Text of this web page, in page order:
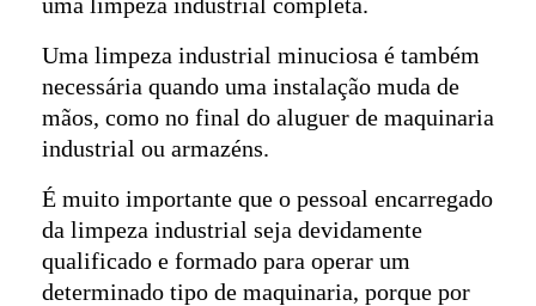
Uma limpeza industrial minuciosa é também
necessária quando uma instalação muda de
mãos, como no final do aluguer de maquinaria
industrial ou armazéns.
É muito importante que o pessoal encarregado
da limpeza industrial seja devidamente
qualificado e formado para operar um
determinado tipo de maquinaria, porque por